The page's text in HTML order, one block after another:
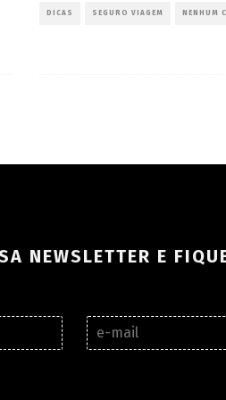
DICAS SEGURO VIAGEM NENHUM
NEWSLETTER E
E
-